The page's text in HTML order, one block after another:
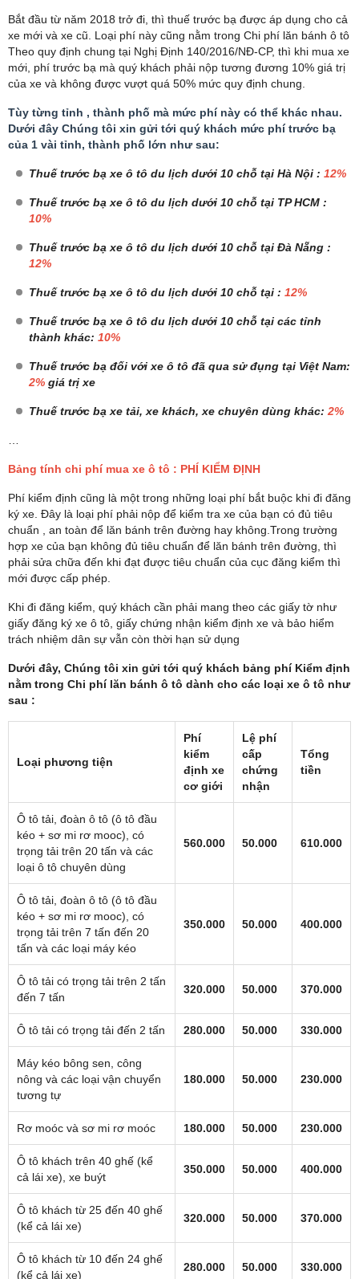
Bắt đầu từ năm 2018 trở đi, thì thuế trước bạ được áp dụng cho cả
xe mới và xe cũ. Loại phí này cũng nằm trong Chi phí lăn bánh ô tô
Theo quy định chung tại Nghị Định 140/2016/NĐ-CP, thì khi mua xe
mới, phí trước bạ mà quý khách phải nộp tương đương 10% giá trị
của xe và không được vượt quá 50% mức quy định chung.
Tùy từng tỉnh , thành phố mà mức phí này có thể khác nhau.
Dưới đây Chúng tôi xin gửi tới quý khách mức phí trước bạ
của 1 vài tỉnh, thành phố lớn như sau:
Thuế trước bạ xe ô tô du lịch dưới 10 chỗ tại Hà Nội : 12%
Thuế trước bạ xe ô tô du lịch dưới 10 chỗ tại TP HCM :
10%
Thuế trước bạ xe ô tô du lịch dưới 10 chỗ tại Đà Nẵng :
12%
Thuế trước bạ xe ô tô du lịch dưới 10 chỗ tại : 12%
Thuế trước bạ xe ô tô du lịch dưới 10 chỗ tại các tỉnh
thành khác: 10%
Thuế trước bạ đối với xe ô tô đã qua sử đụng tại Việt Nam:
2% giá trị xe
Thuế trước bạ xe tải, xe khách, xe chuyên dùng khác: 2%
Bảng tính chi phí mua xe ô tô : PHÍ KIỂM ĐỊNH
Phí kiểm định cũng là một trong những loại phí bắt buộc khi đi đăng
ký xe. Đây là loại phí phải nộp để kiểm tra xe của bạn có đủ tiêu
chuẩn , an toàn để lăn bánh trên đường hay không.Trong trường
hợp xe của bạn không đủ tiêu chuẩn để lăn bánh trên đường, thì
phải sửa chữa đến khi đạt được tiêu chuẩn của cục đăng kiểm thì
mới được cấp phép.
Khi đi đăng kiểm, quý khách cần phải mang theo các giấy tờ như
giấy đăng ký xe ô tô, giấy chứng nhận kiểm định xe và bảo hiểm
trách nhiệm dân sự vẫn còn thời hạn sử dụng
Dưới đây, Chúng tôi xin gửi tới quý khách bảng phí Kiểm định
nằm trong Chi phí lăn bánh ô tô dành cho các loại xe ô tô như
sau :
Loại phương tiện
Phí
kiểm
định xe
cơ giới
Lệ phí
cấp
chứng
nhận
Tổng
tiền
Ô tô tải, đoàn ô tô (ô tô đầu
kéo + sơ mi rơ mooc), có
trọng tải trên 20 tấn và các
loại ô tô chuyên dùng
560.000 50.000 610.000
Ô tô tải, đoàn ô tô (ô tô đầu
kéo + sơ mi rơ mooc), có
trọng tải trên 7 tấn đến 20
tấn và các loại máy kéo
350.000 50.000 400.000
Ô tô tải có trọng tải trên 2 tấn
đến 7 tấn
320.000 50.000 370.000
Ô tô tải có trọng tải đến 2 tấn 280.000 50.000 330.000
Máy kéo bông sen, công
nông và các loại vận chuyển
tương tự
180.000 50.000 230.000
Rơ moóc và sơ mi rơ moóc 180.000 50.000 230.000
Ô tô khách trên 40 ghế (kể
cả lái xe), xe buýt
350.000 50.000 400.000
Ô tô khách từ 25 đến 40 ghế
(kể cả lái xe)
320.000 50.000 370.000
Ô tô khách từ 10 đến 24 ghế
(kể cả lái xe)
280.000 50.000 330.000